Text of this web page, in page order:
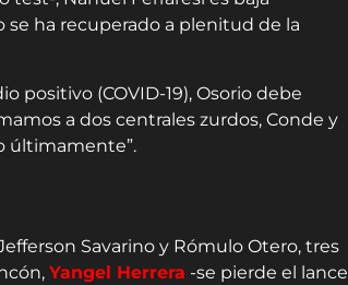
ha recuperado a plenitud de la
positivo (COVID-19), Osorio debe
a dos centrales zurdos, Conde y
últimamente”.
Savarino y Rómulo Otero, tres
Yangel Herrera -se pierde el lance